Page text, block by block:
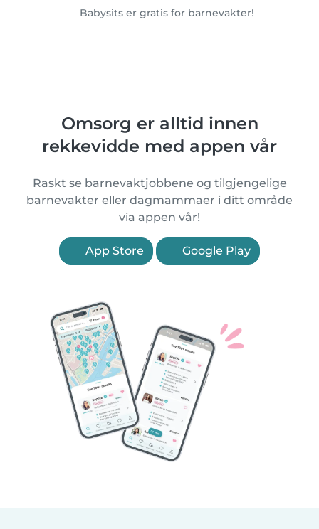
Babysits er gratis for barnevakter!
Omsorg er alltid innen
rekkevidde med appen vår
Raskt se barnevaktjobbene og tilgjengelige
barnevakter eller dagmammaer i ditt område
via appen vår!
App Store Google Play